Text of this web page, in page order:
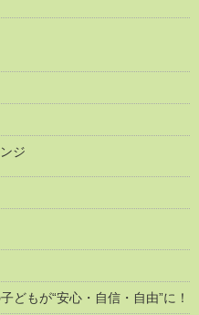
ジ
どもが“安心・自信・自由”に！